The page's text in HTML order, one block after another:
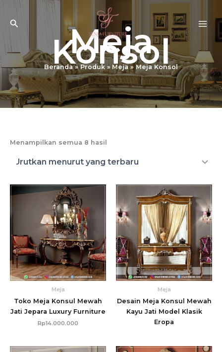
konten
Cari Meja
Konsol
Beranda Produk Meja Meja Konsol
Menampilkan semua 8 hasil
terbaru
Meja
Toko Meja Konsul Mewah
Jati Jepara Luxury Furniture
Rp14.000.000
Meja
Desain Meja Konsul Mewah
Kayu Jati Model Klasik
Eropa